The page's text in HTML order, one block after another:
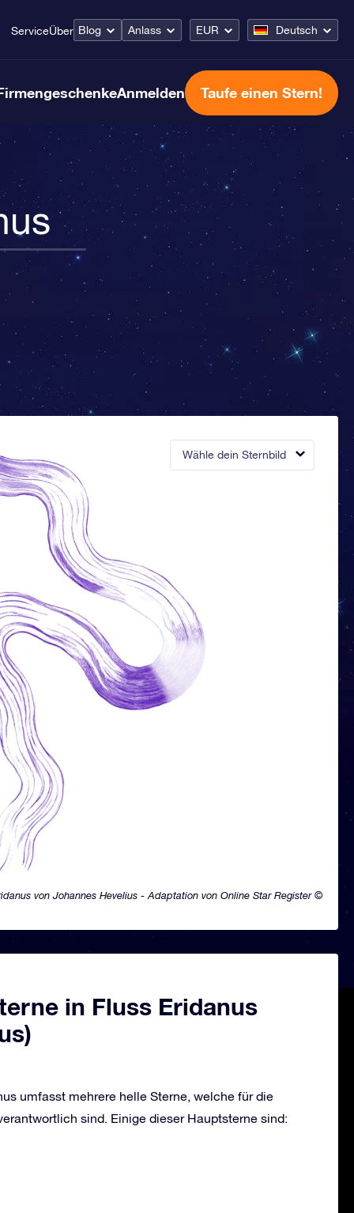
ServiceÜber Blog Anlass EUR Deutsch
Anmelden Taufe einen Stern!
Wähle dein Sternbild
von Johannes Hevelius - Adaptation von Online Star Register ©
in Fluss Eridanus
umfasst mehrere helle Sterne, welche für die
sind. Einige dieser Hauptsterne sind: